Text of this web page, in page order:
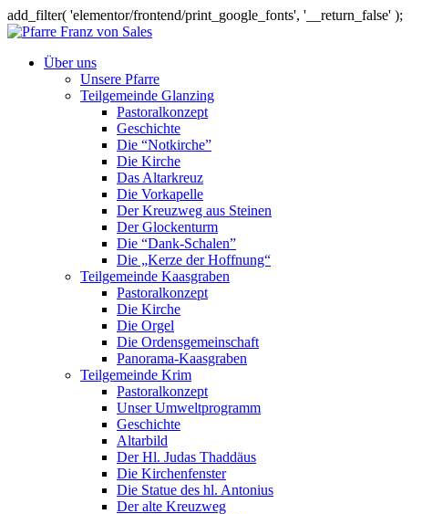
add_filter( 'elementor/frontend/print_google_fonts', '__return_false' );
Über uns
Unsere Pfarre
Teilgemeinde Glanzing
Pastoralkonzept
Geschichte
Die “Notkirche”
Die Kirche
Das Altarkreuz
Die Vorkapelle
Der Kreuzweg aus Steinen
Der Glockenturm
Die “Dank-Schalen”
Die „Kerze der Hoffnung“
Teilgemeinde Kaasgraben
Pastoralkonzept
Die Kirche
Die Orgel
Die Ordensgemeinschaft
Panorama-Kaasgraben
Teilgemeinde Krim
Pastoralkonzept
Unser Umweltprogramm
Geschichte
Altarbild
Der Hl. Judas Thaddäus
Die Kirchenfenster
Die Statue des hl. Antonius
Der alte Kreuzweg